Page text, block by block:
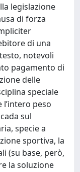
legislazione
di forza
di una
notevoli
pagamento di
delle
speciale
peso
sul
specie a
sportiva, la
(su base, però,
la soluzione